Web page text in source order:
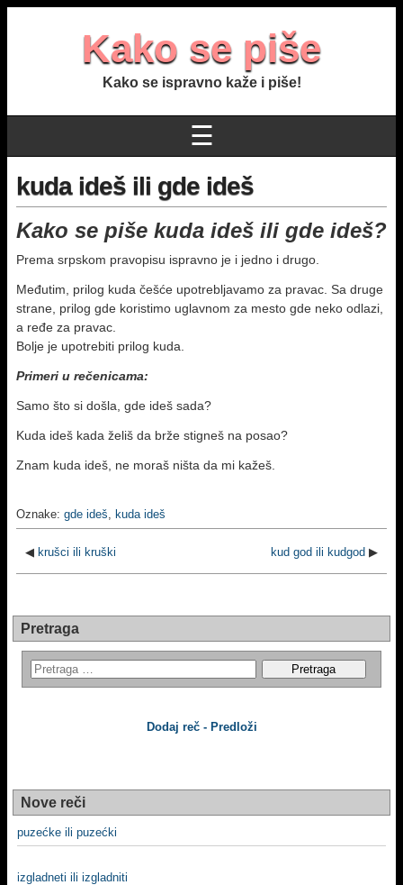
Kako se piše
Kako se ispravno kaže i piše!
☰
kuda ideš ili gde ideš
Kako se piše kuda ideš ili gde ideš?
Prema srpskom pravopisu ispravno je i jedno i drugo.
Međutim, prilog kuda češće upotrebljavamo za pravac. Sa druge
strane, prilog gde koristimo uglavnom za mesto gde neko odlazi,
a ređe za pravac.
Bolje je upotrebiti prilog kuda.
Primeri u rečenicama:
Samo što si došla, gde ideš sada?
Kuda ideš kada želiš da brže stigneš na posao?
Znam kuda ideš, ne moraš ništa da mi kažeš.
Oznake: gde ideš, kuda ideš
◀ krušci ili kruški kud god ili kudgod ▶
Pretraga
Dodaj reč - Predloži
Nove reči
puzećke ili puzećki
izgladneti ili izgladniti